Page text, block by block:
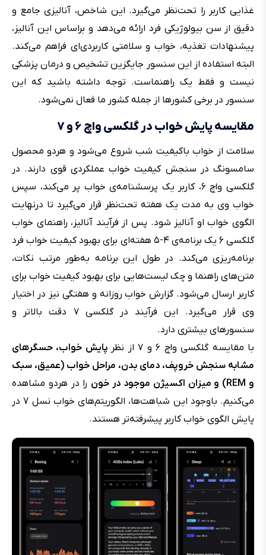
غذایی کاربر را تحت‌نظر می‌گیرد. این شاخص، آنالیزی جامع و
دقیق از سن بیولوژیکی فرد ارائه می‌دهد و براساس این آنالیز،
پیشنهادات تغذیه، خواب و سلامتی کاربردی‌ای فراهم می‌کند.
البته استفاده از این سنسور جایگزین تشخیص و درمان پزشکی
نیست و فقط یک راهنماست. توجه داشته باشید که این
سنسور در برخی کشورها از جمله کشور ما فعال نمی‌شود.
مقایسه پایش خواب در گلکسی واچ ۶ و ۷
سلامت از خواب باکیفیت شب شروع می‌شود و هردو محصول
سامسونگ در سنجش کیفیت خواب عملکردی قوی دارند. در
گلکسی واچ ۶، کاربر یک پرسشنامه‌ی خواب پر می‌کند، سپس
خواب وی به مدت یک هفته تحت‌نظر قرار می‌گیرد تا درنهایت
الگوی خواب او آنالیز شود. پس از فرآیند آنالیز، راهنمای خواب
گلکسی ۶ یک برنامه‌ی ۴-۵ هفته‌ای برای بهبود کیفیت خواب فرد
برنامه‌ریزی می‌کند. در طول این برنامه به‌طور مرتب نکات،
متن‌های راهنما و چک‌ لیست‌هایی برای بهبود کیفیت خواب برای
کاربر ارسال می‌شود. گزارش خواب روزانه و هفتگی نیز در اختیار
وی قرار می‌گیرد. این فرآیند در گلکسی ۷ دقت بالاتر و
سنسورهای بیشتری دارد.
با مقایسه گلکسی واچ ۶ و ۷ از نظر
پایش خواب، حسگرهای
مشابه سنجش خروپف، دمای بدن، مراحل خواب (عمیق، سبک
و REM) و میزان اکسیژن موجود در خون
را در هردو مشاهده
می‌کنیم. باوجود این شباهت‌ها، الگوریتم‌های خواب نسل ۷ در
پایش الگوی خواب کاربر پیشرفته‌تر هستند.